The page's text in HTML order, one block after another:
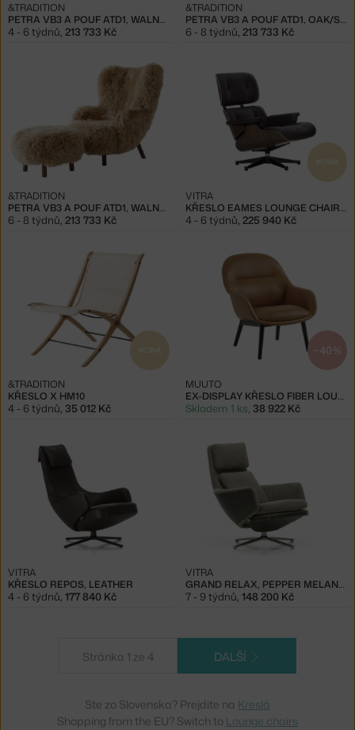
PETRA VB3 A POUF ATD1, WALNUT/SHEEPSKIN SAHARA
&TRADITION
4 - 6 týdnů, 213 733 Kč
PETRA VB3 A POUF ATD1, OAK/SHEEPSKIN HONEY
&TRADITION
6 - 8 týdnů, 213 733 Kč
PETRA VB3 A POUF ATD1, WALNUT/SHEEPSKIN HONEY
&TRADITION
6 - 8 týdnů, 213 733 Kč
IKONA
KŘESLO EAMES LOUNGE CHAIR WALNUT DARK, CHOCOLATE
VITRA
4 - 6 týdnů, 225 940 Kč
IKONA
KŘESLO X HM10
&TRADITION
4 - 6 týdnů, 35 012 Kč
−40 %
EX-DISPLAY KŘESLO FIBER LOUNGE WOOD, COGNAC
MUUTO
Skladem 1 ks, 38 922 Kč
KŘESLO REPOS, LEATHER
VITRA
4 - 6 týdnů, 177 840 Kč
GRAND RELAX, PEPPER MELANGE/ UMBRA GREY
VITRA
7 - 9 týdnů, 148 200 Kč
Stránka 1 ze 4 DALŠÍ
Ste zo Slovenska? Prejdite na Kreslá
Shopping from the EU? Switch to Lounge chairs